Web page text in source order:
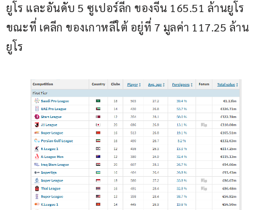
ยูโร และอันดับ 5 ซูเปอร์ลีก ของจีน 165.51 ล้านยูโร
ขณะที่ เคลีก ของเกาหลีใต้ อยู่ที่ 7 มูลค่า 117.25 ล้าน
ยูโร